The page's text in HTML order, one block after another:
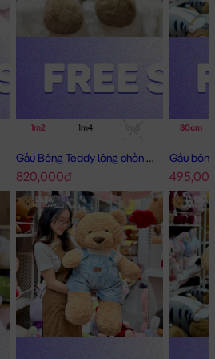
1m 1m4
1m2 1m4
Gấu Bông Teddy lông chồn cao cấp
820,000đ
80cm